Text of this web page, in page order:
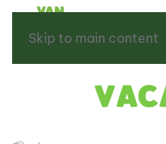
Skip to main content